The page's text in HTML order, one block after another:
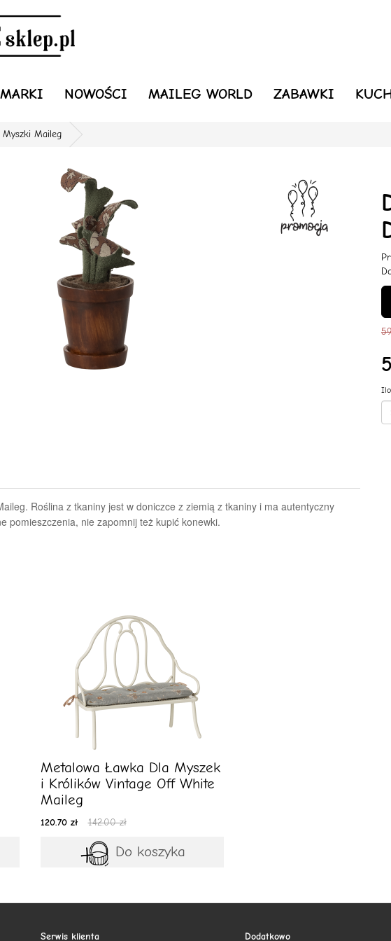
NOWOŚCI MAILEG WORLD ZABAWKI
Maileg
Roślina z tkaniny jest w doniczce z ziemią z tkaniny i ma autentyczny
pomieszczenia, nie zapomnij też kupić konewki.
Metalowa Ławka Dla Myszek
i Królików Vintage Off White
Maileg
120.70 zł 142.00 zł
Do koszyka
Serwis klienta Dodatkowo